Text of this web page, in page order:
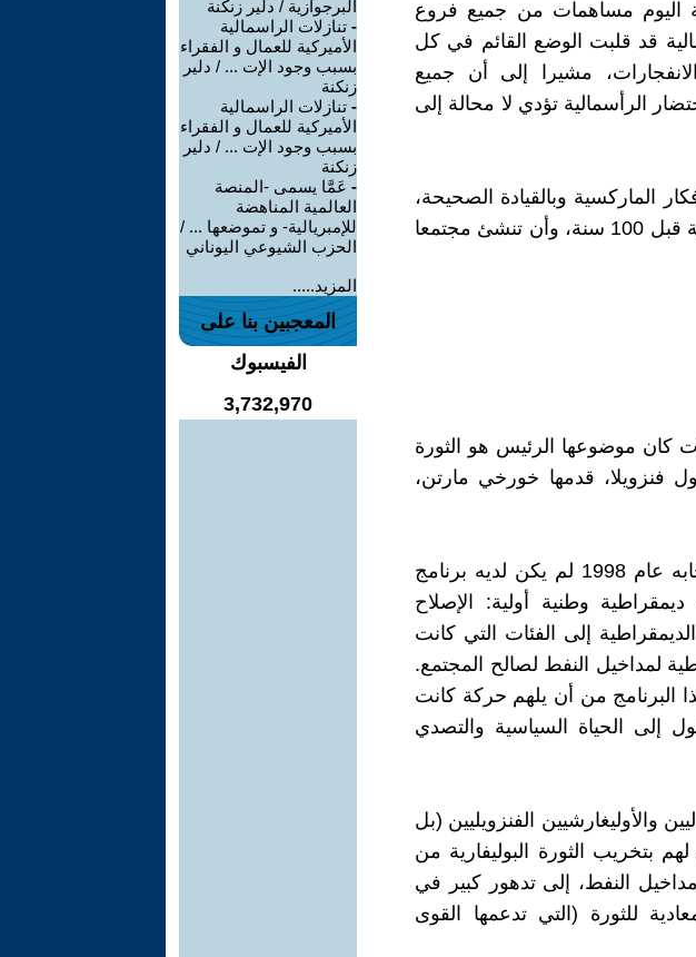
اليوم مساهمات من جميع فروع
قد قلبت الوضع القائم في كل
مشيرا إلى أن جميع
الرأسمالية تؤدي لا محالة إلى
الماركسية وبالقيادة الصحيحة،
بل ويجب عليها، أن تحذو حذو البروليتاريا الروسية قبل 100 سنة، وأن تنشئ مجتمعا
كان موضوعها الرئيس هو الثورة
فنزويلا، قدمها خورخي مارتن،
أوضح الرفيق خورخي أن هوغو تشافيز بعد انتخابه عام 1998 لم يكن لديه برنامج
وطنية أولية: الإصلاح
إلى الفئات التي كانت
لمداخيل النفط لصالح المجتمع.
البرنامج من أن يلهم حركة كانت
إلى الحياة السياسية والتصدي
الفنزويليين (بل
بتخريب الثورة البوليفارية من
النفط، إلى تدهور كبير في
للثورة (التي تدعمها القوى
البرجوازية / دلير زنكنة
- تنازلات الراسمالية
الأميركية للعمال و الفقراء
بسبب وجود الإت ... / دلير
زنكنة
- تنازلات الراسمالية
الأميركية للعمال و الفقراء
بسبب وجود الإت ... / دلير
زنكنة
- عَمَّا يسمى -المنصة
العالمية المناهضة
للإمبريالية- و تموضعها ... /
الحزب الشيوعي اليوناني
المزيد.....
المعجبين بنا على
الفيسبوك
3,732,970